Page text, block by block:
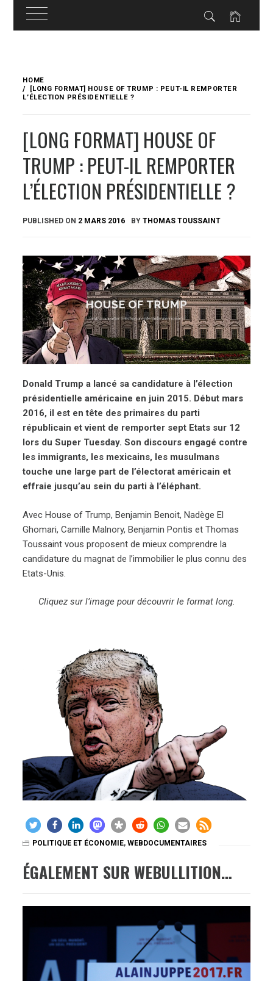
content
HOME
[LONG FORMAT] HOUSE OF TRUMP : PEUT-IL REMPORTER
L’ÉLECTION PRÉSIDENTIELLE ?
[LONG FORMAT] HOUSE OF
TRUMP : PEUT-IL REMPORTER
L’ÉLECTION PRÉSIDENTIELLE ?
PUBLISHED ON 2 MARS 2016 BYTHOMAS TOUSSAINT
Donald Trump a lancé sa candidature à l’élection
présidentielle américaine en juin 2015. Début mars
2016, il est en tête des primaires du parti
républicain et vient de remporter sept Etats sur 12
lors du Super Tuesday. Son discours engagé contre
les immigrants, les mexicains, les musulmans
touche une large part de l’électorat américain et
effraie jusqu’au sein du parti à l’éléphant.
Avec House of Trump, Benjamin Benoit, Nadège El
Ghomari, Camille Malnory, Benjamin Pontis et Thomas
Toussaint vous proposent de mieux comprendre la
candidature du magnat de l’immobilier le plus connu des
Etats-Unis.
Cliquez sur l’image pour découvrir le format long.
POLITIQUE ET ÉCONOMIE,WEBDOCUMENTAIRES
ÉGALEMENT SUR WEBULLITION…